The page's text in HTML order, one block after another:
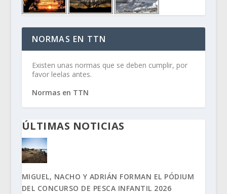
NORMAS EN TTN
Existen unas normas que se deben cumplir, por
favor leelas antes.
Normas en TTN
ÚLTIMAS NOTICIAS
MIGUEL, NACHO Y ADRIÁN FORMAN EL PÓDIUM
DEL CONCURSO DE PESCA INFANTIL 2026